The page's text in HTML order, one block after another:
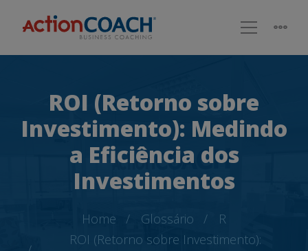
ROI (Retorno sobre
Investimento): Medindo
a Eficiência dos
Investimentos
Home Glossário
R
ROI (Retorno sobre Investimento):